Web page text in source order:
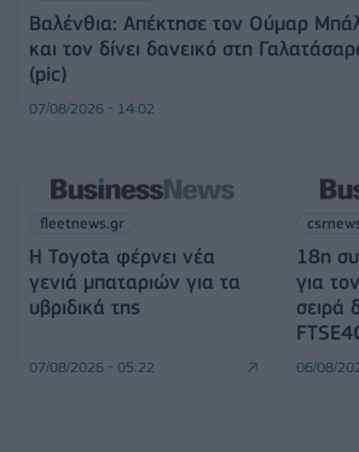
Βαλένθια: Απέκτησε τον Ούμαρ
και τον δίνει δανεικό στη
(pic)
07/08/2026 - 14:02
fleetnews.gr
Η Toyota φέρνει νέα
γενιά μπαταριών για τα
υβριδικά της
07/08/2026 - 05:22
18η
για
σειρά
06/08/